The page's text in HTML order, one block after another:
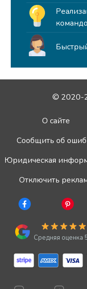
© 2020-
О сайте
Сообщить об
Юридическая
Отключить
Средняя оценка